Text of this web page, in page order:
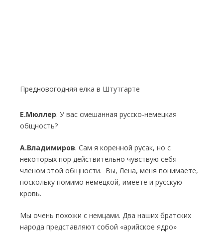
Предновогодняя елка в Штутгарте
Е.Мюллер. У вас смешанная русско-немецкая
общность?
А.Владимиров. Сам я коренной русак, но с
некоторых пор действительно чувствую себя
членом этой общности. Вы, Лена, меня понимаете,
поскольку помимо немецкой, имеете и русскую
кровь.
Мы очень похожи с немцами. Два наших братских
народа представляют собой «арийское ядро»